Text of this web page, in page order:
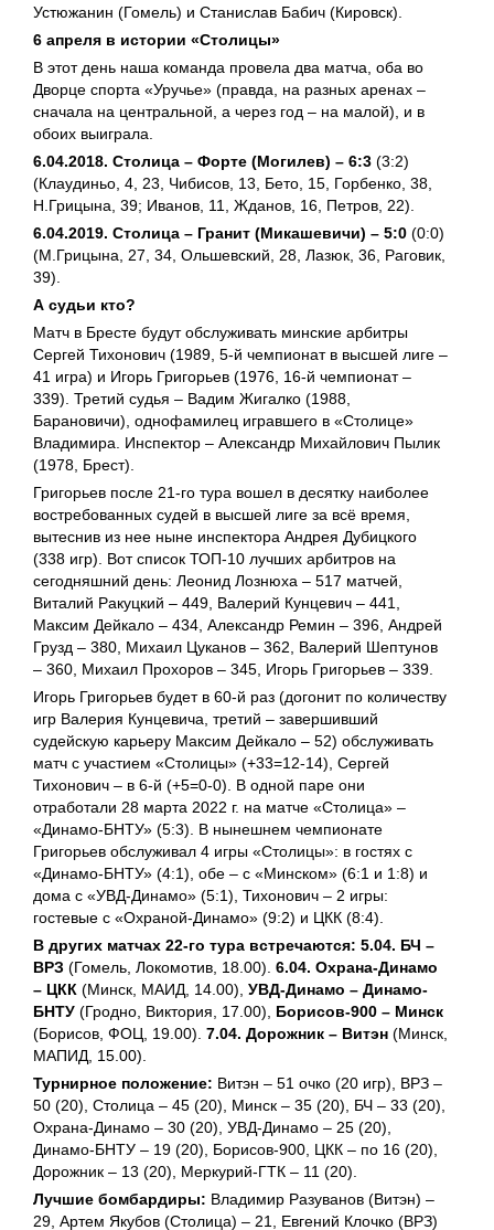
Устюжанин (Гомель) и Станислав Бабич (Кировск).
6 апреля в истории «Столицы»
В этот день наша команда провела два матча, оба во
Дворце спорта «Уручье» (правда, на разных аренах –
сначала на центральной, а через год – на малой), и в
обоих выиграла.
6.04.2018. Столица – Форте (Могилев) – 6:3 (3:2)
(Клаудиньо, 4, 23, Чибисов, 13, Бето, 15, Горбенко, 38,
Н.Грицына, 39; Иванов, 11, Жданов, 16, Петров, 22).
6.04.2019. Столица – Гранит (Микашевичи) – 5:0 (0:0)
(М.Грицына, 27, 34, Ольшевский, 28, Лазюк, 36, Раговик,
39).
А судьи кто?
Матч в Бресте будут обслуживать минские арбитры
Сергей Тихонович (1989, 5-й чемпионат в высшей лиге –
41 игра) и Игорь Григорьев (1976, 16-й чемпионат –
339). Третий судья – Вадим Жигалко (1988,
Барановичи), однофамилец игравшего в «Столице»
Владимира. Инспектор – Александр Михайлович Пылик
(1978, Брест).
Григорьев после 21-го тура вошел в десятку наиболее
востребованных судей в высшей лиге за всё время,
вытеснив из нее ныне инспектора Андрея Дубицкого
(338 игр). Вот список ТОП-10 лучших арбитров на
сегодняшний день: Леонид Лознюха – 517 матчей,
Виталий Ракуцкий – 449, Валерий Кунцевич – 441,
Максим Дейкало – 434, Александр Ремин – 396, Андрей
Грузд – 380, Михаил Цуканов – 362, Валерий Шептунов
– 360, Михаил Прохоров – 345, Игорь Григорьев – 339.
Игорь Григорьев будет в 60-й раз (догонит по количеству
игр Валерия Кунцевича, третий – завершивший
судейскую карьеру Максим Дейкало – 52) обслуживать
матч с участием «Столицы» (+33=12-14), Сергей
Тихонович – в 6-й (+5=0-0). В одной паре они
отработали 28 марта 2022 г. на матче «Столица» –
«Динамо-БНТУ» (5:3). В нынешнем чемпионате
Григорьев обслуживал 4 игры «Столицы»: в гостях с
«Динамо-БНТУ» (4:1), обе – с «Минском» (6:1 и 1:8) и
дома с «УВД-Динамо» (5:1), Тихонович – 2 игры:
гостевые с «Охраной-Динамо» (9:2) и ЦКК (8:4).
В других матчах 22-го тура встречаются: 5.04. БЧ –
ВРЗ (Гомель, Локомотив, 18.00). 6.04. Охрана-Динамо
– ЦКК (Минск, МАИД, 14.00), УВД-Динамо – Динамо-
БНТУ (Гродно, Виктория, 17.00), Борисов-900 – Минск
(Борисов, ФОЦ, 19.00). 7.04. Дорожник – Витэн (Минск,
МАПИД, 15.00).
Турнирное положение: Витэн – 51 очко (20 игр), ВРЗ –
50 (20), Столица – 45 (20), Минск – 35 (20), БЧ – 33 (20),
Охрана-Динамо – 30 (20), УВД-Динамо – 25 (20),
Динамо-БНТУ – 19 (20), Борисов-900, ЦКК – по 16 (20),
Дорожник – 13 (20), Меркурий-ГТК – 11 (20).
Лучшие бомбардиры: Владимир Разуванов (Витэн) –
29, Артем Якубов (Столица) – 21, Евгений Клочко (ВРЗ)